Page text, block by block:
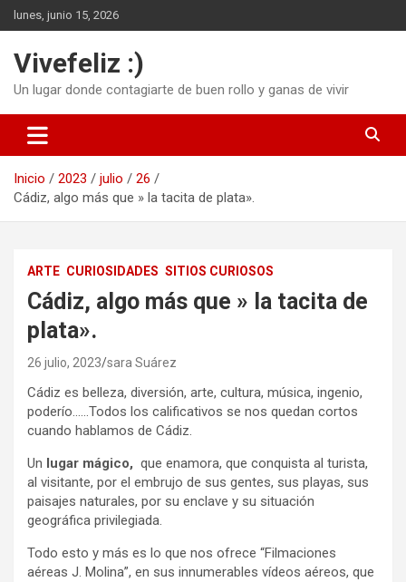
Saltar
al
lunes, junio 15, 2026
Vivefeliz :)
Un lugar donde contagiarte de buen rollo y ganas de vivir
Inicio 2023 julio
26
Cádiz, algo más que » la tacita de plata».
ARTE CURIOSIDADES SITIOS CURIOSOS
Cádiz, algo más que » la tacita de
plata».
26 julio, 2023 sara Suárez
Cádiz es belleza, diversión, arte, cultura, música, ingenio,
poderío……Todos los calificativos se nos quedan cortos
cuando hablamos de Cádiz.
Un lugar mágico, que enamora, que conquista al turista,
al visitante, por el embrujo de sus gentes, sus playas, sus
paisajes naturales, por su enclave y su situación
geográfica privilegiada.
Todo esto y más es lo que nos ofrece “Filmaciones
aéreas J. Molina”, en sus innumerables vídeos aéreos, que